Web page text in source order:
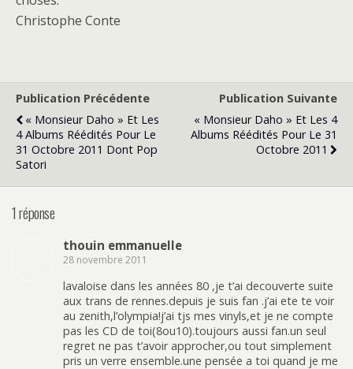
Christophe Conte
Publication Précédente
« Monsieur Daho » Et Les
4 Albums Réédités Pour Le
31 Octobre 2011 Dont Pop
Satori
Publication Suivante
« Monsieur Daho » Et Les 4
Albums Réédités Pour Le 31
Octobre 2011
1 réponse
thouin emmanuelle
28 novembre 2011
lavaloise dans les années 80 ,je t’ai decouverte suite
aux trans de rennes.depuis je suis fan .j’ai ete te voir
au zenith,l’olympia!j’ai tjs mes vinyls,et je ne compte
pas les CD de toi(8ou10).toujours aussi fan.un seul
regret ne pas t’avoir approcher,ou tout simplement
pris un verre ensemble.une pensée a toi quand je me